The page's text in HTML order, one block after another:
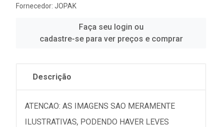
Fornecedor: JOPAK
Faça seu login ou
cadastre-se para ver preços e comprar
Descrição
ATENCAO: AS IMAGENS SAO MERAMENTE
ILUSTRATIVAS, PODENDO HAVER LEVES